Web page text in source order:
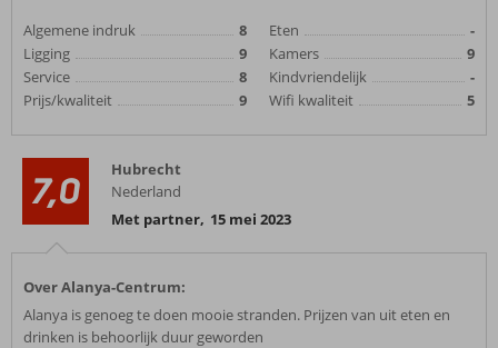
Algemene indruk
8
Ligging
9
Service
8
Prijs/kwaliteit
9
Eten
-
Kamers
9
Kindvriendelijk
-
Wifi kwaliteit
5
7,0
Hubrecht
Nederland
Met partner, 15 mei 2023
Over Alanya-Centrum:
Alanya is genoeg te doen mooie stranden. Prijzen van uit eten en
drinken is behoorlijk duur geworden